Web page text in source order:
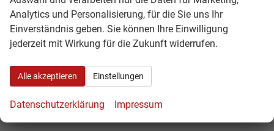
Ausstattung kann eine andere Variante die
bessere Wahl sein.
sich das?
Analytics und Personalisierung, für die Sie uns Ihr
Einverständnis geben. Sie können Ihre Einwilligung
jederzeit mit Wirkung für die Zukunft widerrufen.
Alle akzeptieren Einstellungen
Datenschutzerklärung Impressum